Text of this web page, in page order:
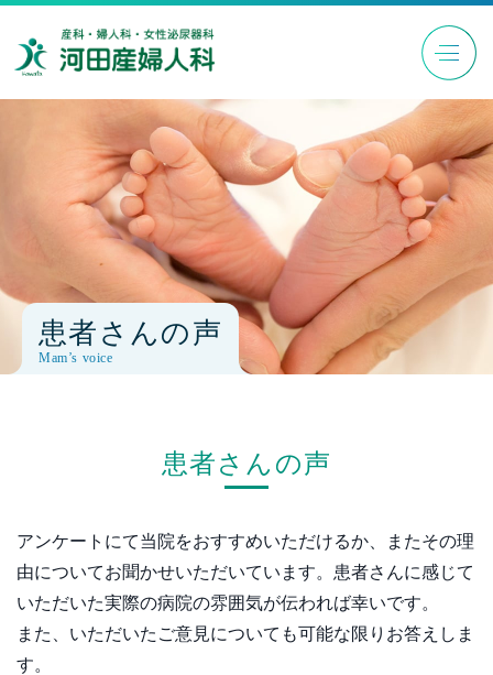
患者さんの声
Mam’s voice
患者さんの声
アンケートにて当院をおすすめいただけるか、またその理
由についてお聞かせいただいています。患者さんに感じて
いただいた実際の病院の雰囲気が伝われば幸いです。
また、いただいたご意見についても可能な限りお答えしま
す。